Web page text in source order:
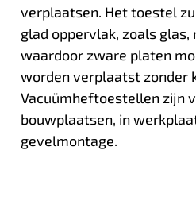
verplaatsen. Het toestel
glad oppervlak, zoals
waardoor zware platen
worden verplaatst zonder
Vacuümheftoestellen zijn
bouwplaatsen, in
gevelmontage.